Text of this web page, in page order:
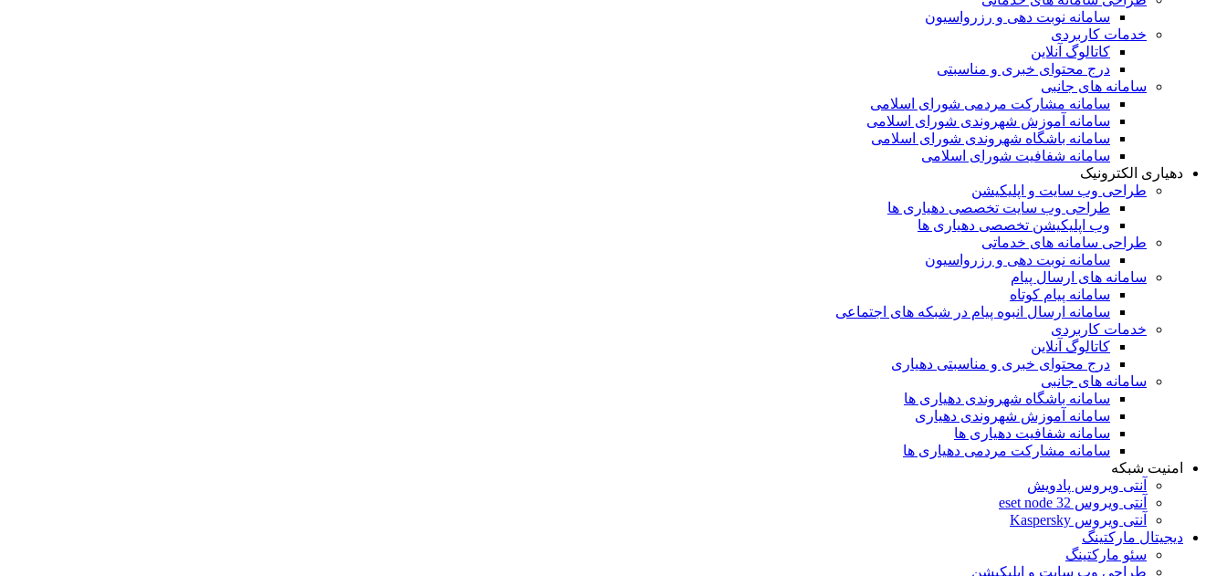
سامانه نوبت دهی و رزرواسیون
خدمات کاربردی
کاتالوگ آنلاین
درج محتوای خبری و مناسبتی
سامانه های جانبی
سامانه مشارکت مردمی شورای اسلامی
سامانه آموزش شهروندی شورای اسلامی
سامانه باشگاه شهروندی شورای اسلامی
سامانه شفافیت شورای اسلامی
دهیاری الکترونیک
طراحی وب سایت و اپلیکیشن
طراحی وب سایت تخصصی دهیاری ها
وب اپلیکیشن تخصصی دهیاری ها
طراحی سامانه های خدماتی
سامانه نوبت دهی و رزرواسیون
سامانه های ارسال پیام
سامانه پیام کوتاه
سامانه ارسال انبوه پیام در شبکه های اجتماعی
خدمات کاربردی
کاتالوگ آنلاین
درج محتوای خبری و مناسبتی دهیاری
سامانه های جانبی
سامانه باشگاه شهروندی دهیاری ها
سامانه آموزش شهروندی دهیاری
سامانه شفافیت دهیاری ها
سامانه مشارکت مردمی دهیاری ها
امنیت شبکه
آنتی ویروس پادویش
آنتی ویروس 32 eset node
آنتی ویروس Kaspersky
دیجیتال مارکتینگ
سئو مارکتینگ
طراحی وب سایت و اپلیکیشن